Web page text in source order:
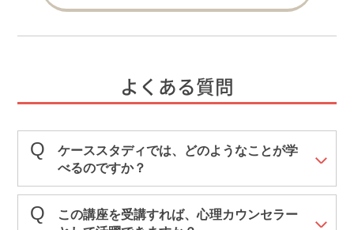
よくある質問
ケーススタディでは、どのようなことが学
べるのですか？
この講座を受講すれば、心理カウンセラー